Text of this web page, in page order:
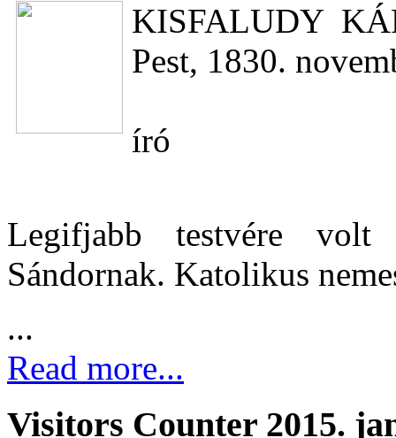
KISFALUDY
Pest, 1830.
író
Legifjabb testvére
Sándornak. Katolikus
...
Read more...
Visitors Counter 2015.